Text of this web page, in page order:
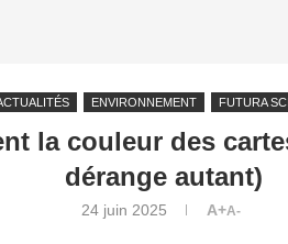
ENVIRONNEMENT FUTURA
la couleur des
dérange autant)
24 juin 2025 A+A-